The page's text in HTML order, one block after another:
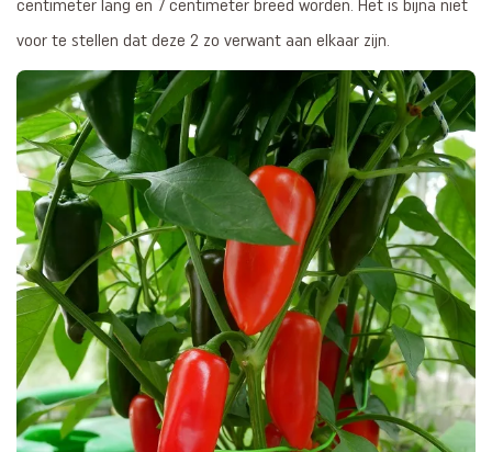
centimeter lang en 7 centimeter breed worden. Het is bijna niet
voor te stellen dat deze 2 zo verwant aan elkaar zijn.